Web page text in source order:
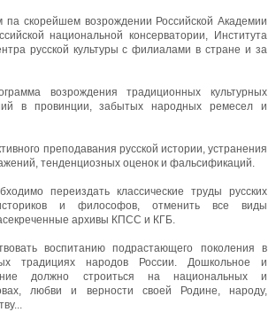
па скорейшем возрождении Российской Академии
национальной консерватории, Института
русской культуры с филиалами в стране и за
возрождения традиционных культурных
в провинции, забытых народных ремесел и
преподавания русской истории, устранения
тенденциозных оценок и фальсификаций.
переиздать классические труды русских
и философов, отменить все виды
архивы КПСС и КГБ.
воспитанию подрастающего поколения в
традициях народов России. Дошкольное и
должно строиться на национальных и
любви и верности своей Родине, народу,